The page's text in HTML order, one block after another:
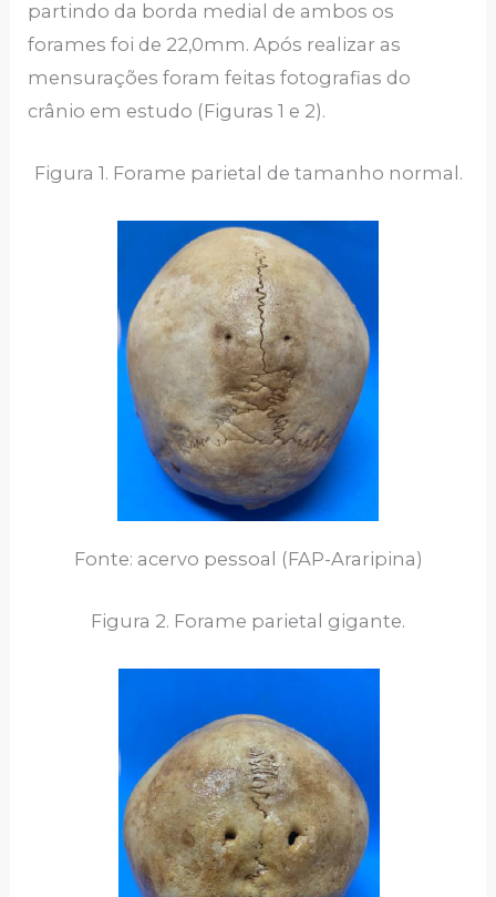
partindo da borda medial de ambos os
forames foi de 22,0mm. Após realizar as
mensurações foram feitas fotografias do
crânio em estudo (Figuras 1 e 2).
Figura 1. Forame parietal de tamanho normal.
Fonte: acervo pessoal (FAP-Araripina)
Figura 2. Forame parietal gigante.